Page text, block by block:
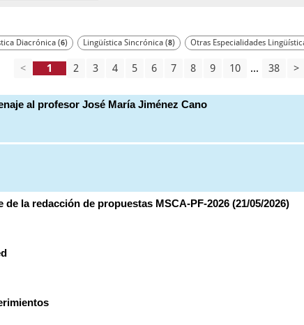
Diacrónica (6) Lingüística Sincrónica (8) Otras Especialidades
< 2 3 4 5 6 7 8 9 10 ... 38 >
al profesor José María Jiménez Cano
la redacción de propuestas MSCA-PF-2026 (21/05/2026)